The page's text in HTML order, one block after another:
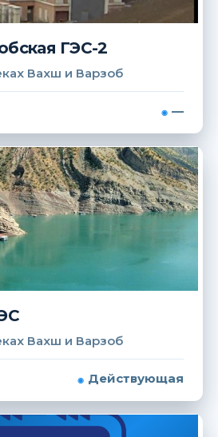
ГЭС-2
Вахш и Варзоб
—
Вахш и Варзоб
Действующая